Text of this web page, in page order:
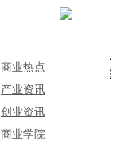
商业热点
产业资讯
创业资讯
商业学院